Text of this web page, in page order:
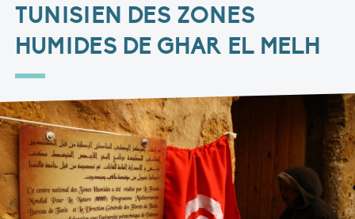
TUNISIEN DES ZONES
HUMIDES DE GHAR EL MELH